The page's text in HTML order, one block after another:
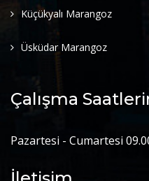
Küçükyalı Marangoz
Üsküdar Marangoz
Çalışma
Pazartesi - Cumartesi